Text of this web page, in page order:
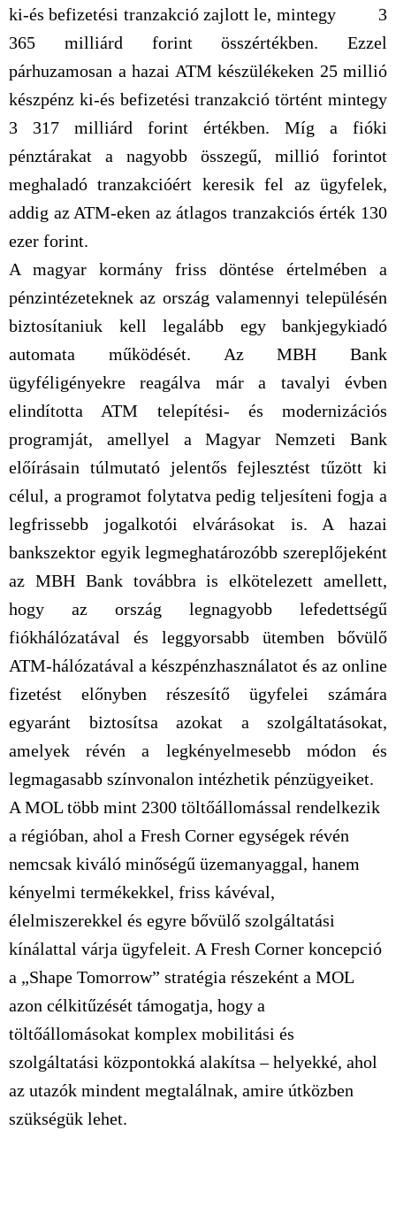
ki-és befizetési tranzakció zajlott le, mintegy 3
365 milliárd forint összértékben. Ezzel
párhuzamosan a hazai ATM készülékeken 25 millió
készpénz ki-és befizetési tranzakció történt mintegy
3 317 milliárd forint értékben. Míg a fióki
pénztárakat a nagyobb összegű, millió forintot
meghaladó tranzakcióért keresik fel az ügyfelek,
addig az ATM-eken az átlagos tranzakciós érték 130
ezer forint.
A magyar kormány friss döntése értelmében a
pénzintézeteknek az ország valamennyi településén
biztosítaniuk kell legalább egy bankjegykiadó
automata működését. Az MBH Bank
ügyféligényekre reagálva már a tavalyi évben
elindította ATM telepítési- és modernizációs
programját, amellyel a Magyar Nemzeti Bank
előírásain túlmutató jelentős fejlesztést tűzött ki
célul, a programot folytatva pedig teljesíteni fogja a
legfrissebb jogalkotói elvárásokat is. A hazai
bankszektor egyik legmeghatározóbb szereplőjeként
az MBH Bank továbbra is elkötelezett amellett,
hogy az ország legnagyobb lefedettségű
fiókhálózatával és leggyorsabb ütemben bővülő
ATM-hálózatával a készpénzhasználatot és az online
fizetést előnyben részesítő ügyfelei számára
egyaránt biztosítsa azokat a szolgáltatásokat,
amelyek révén a legkényelmesebb módon és
legmagasabb színvonalon intézhetik pénzügyeiket.
A MOL több mint 2300 töltőállomással rendelkezik
a régióban, ahol a Fresh Corner egységek révén
nemcsak kiváló minőségű üzemanyaggal, hanem
kényelmi termékekkel, friss kávéval,
élelmiszerekkel és egyre bővülő szolgáltatási
kínálattal várja ügyfeleit. A Fresh Corner koncepció
a „Shape Tomorrow” stratégia részeként a MOL
azon célkitűzését támogatja, hogy a
töltőállomásokat komplex mobilitási és
szolgáltatási központokká alakítsa – helyekké, ahol
az utazók mindent megtalálnak, amire útközben
szükségük lehet.